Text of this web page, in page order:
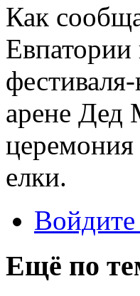
Как
Евпатории
арене Дед
церемония
елки.
Войдите
Ещё по